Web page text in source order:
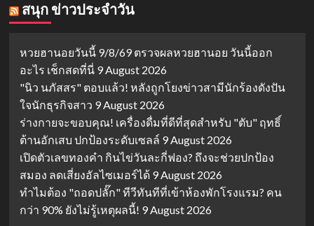
สนุก ข่าวประจำวัน
หวยฮานอยวันนี้ 9/8/69 ตรวจผลหวยฮานอย วันนี้ออก
อะไร เช็กสดที่นี่ 9 August 2026
"นิว นภัสสร" ตอบแล้ว! หลังถูกโยงข่าวสามีนักร้องดังปัน
ใจนักธุรกิจสาว 9 August 2026
ร่างกายจะขอบคุณ! เครื่องดื่มที่ดีที่สุดสำหรับ "ตับ" ฤทธิ์
ต้านอักเสบ ปกป้องระดับเซลล์ 9 August 2026
เปิดตัวเลขทองคำ กินไข่วันละกี่ฟอง? ถึงจะช่วยปกป้อง
สมอง ลดเสี่ยงอัลไซเมอร์ได้ 9 August 2026
ทำไมต้อง "ถอดปลั๊ก" ทีวีทันทีที่เข้าห้องพักโรงแรม? คน
กว่า 90% ยังไม่รู้เหตุผลนี้! 9 August 2026